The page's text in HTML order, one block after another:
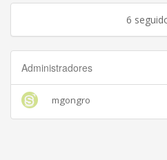
6
Administradores
mgongro